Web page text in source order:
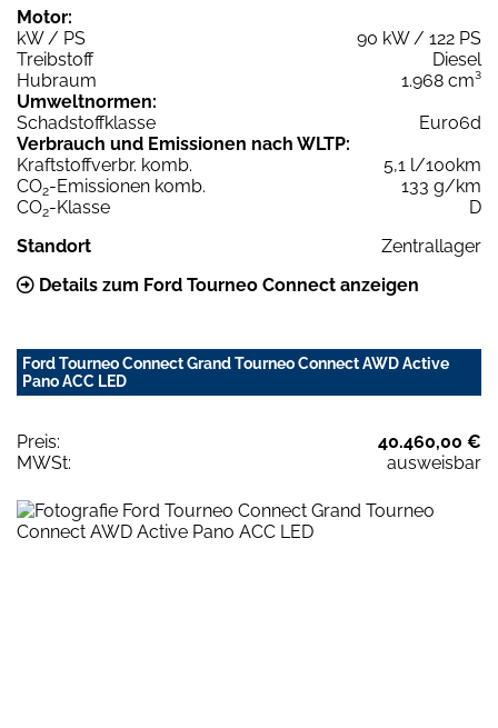
Motor:
kW / PS
90 kW / 122 PS
Treibstoff
Diesel
Hubraum
1.968 cm³
Umweltnormen:
Schadstoffklasse
Euro6d
Verbrauch und Emissionen nach WLTP:
Kraftstoffverbr. komb.
5,1 l/100km
CO2-Emissionen komb.
133 g/km
CO2-Klasse
D
Standort
Zentrallager
Details zum Ford Tourneo Connect anzeigen
Ford Tourneo Connect Grand Tourneo Connect AWD Active
Pano ACC LED
Preis:
40.460,00 €
MWSt:
ausweisbar